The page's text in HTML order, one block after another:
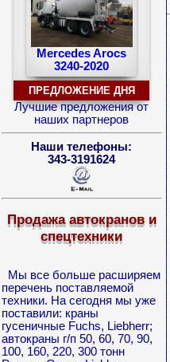
Mercedes Arocs
3240-2020
ПРЕДЛОЖЕНИЕ ДНЯ
Лучшие предложения от
наших партнеров
Наши телефоны:
343-3191624
Продажа автокранов и
спецтехники
Мы все больше расширяем
перечень поставляемой
техники. На сегодня мы уже
поставили: краны
гусеничные Fuchs, Liebherr;
автокраны г/п 50, 60, 70, 90,
100, 160, 220, 300 тонн